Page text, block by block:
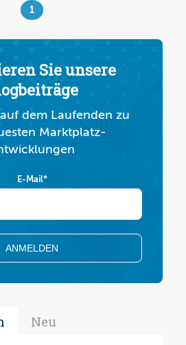
1
Sie unsere
dem Laufenden zu
Marktplatz-
E-Mail*
Neu